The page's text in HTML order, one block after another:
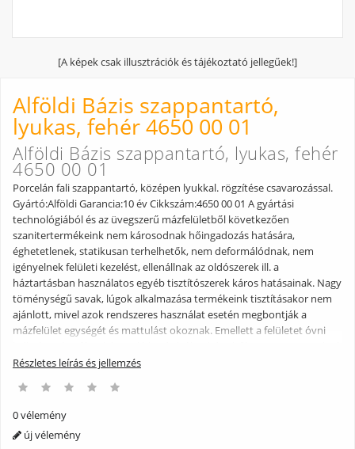
[A képek csak illusztrációk és tájékoztató jellegűek!]
Alföldi Bázis szappantartó,
lyukas, fehér 4650 00 01
Alföldi Bázis szappantartó, lyukas, fehér
4650 00 01
Porcelán fali szappantartó, középen lyukkal. rögzítése csavarozással.
Gyártó:Alföldi Garancia:10 év Cikkszám:4650 00 01 A gyártási
technológiából és az üvegszerű mázfelületből következően
szanitertermékeink nem károsodnak hőingadozás hatására,
éghetetlenek, statikusan terhelhetők, nem deformálódnak, nem
igényelnek felületi kezelést, ellenállnak az oldószerek ill. a
háztartásban használatos egyéb tisztítószerek káros hatásainak. Nagy
töménységű savak, lúgok alkalmazása termékeink tisztításakor nem
ajánlott, mivel azok rendszeres használat esetén megbontják a
mázfelület egységét és mattulást okoznak. Emellett a felületet óvni
súrolószer alkalmazását nem javasoljuk). Az üvegszerű mázfelület és a
törékeny, ezért óvni kell a hirtelen mechanikai hatásoktól, ütésektől,
mert az a máz, nagyobb dinamikus igénybevétel esetén maga a
termék törését eredményezheti. Az ilyen, nem rendeltetésszerű
használat (pl. bármilyen tárgy termékbe történő beleejtése) során
Részletes leírás és jellemzés
0 vélemény
új vélemény